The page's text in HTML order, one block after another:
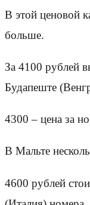
В этой ценовой
больше.
За 4100 рублей
Будапеште
4300 – цена за
В Мальте
4600 рублей